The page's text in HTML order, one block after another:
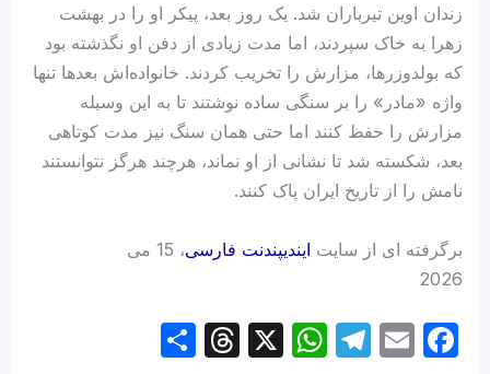
زندان اوین تیرباران شد. یک روز بعد، پیکر او را در بهشت
زهرا به خاک سپردند، اما مدت زیادی از دفن او نگذشته بود
که بولدوزرها، مزارش را تخریب کردند. خانواده‌اش بعدها تنها
واژه «مادر» را بر سنگی ساده نوشتند تا به این وسیله
مزارش را حفظ کنند اما حتی همان سنگ نیز مدت کوتاهی
بعد، شکسته شد تا نشانی از او نماند، هرچند هرگز نتوانستند
نامش را از تاریخ ایران پاک کنند.
برگرفته ای از سایت ایندیپندنت فارسی
، 15 می
2026
F
E
T
W
X
T